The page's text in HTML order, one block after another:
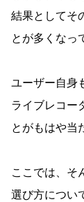
結果としてそ
とが多くなっ
ユーザー自身
ライブレコー
とがもはや当
ここでは、そ
選び方につい